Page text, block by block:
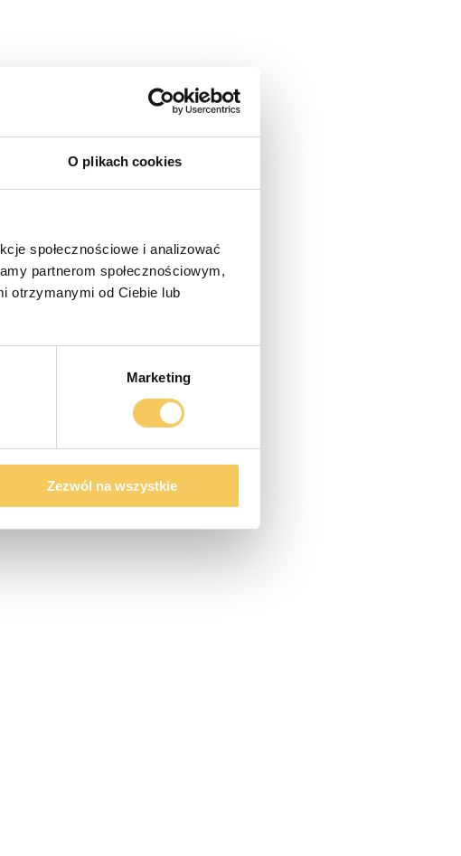
O plikach cookies
społecznościowe i analizować
partnerom społecznościowym,
otrzymanymi od Ciebie lub
Marketing
Zezwól na wszystkie